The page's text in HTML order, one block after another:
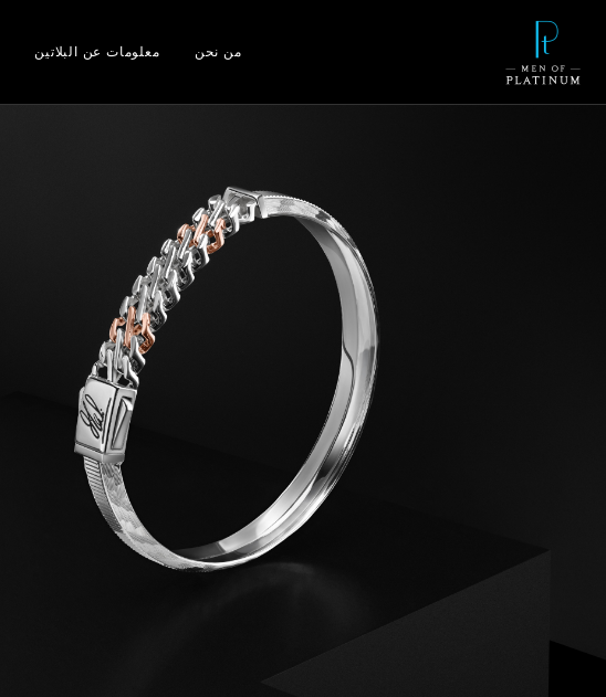
من نحن معلومات عن البلاتين